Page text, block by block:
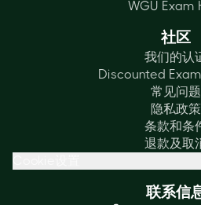
WGU Exam
社区
我们的认
Discounted
常见问题
隐私政策
条款和条
退款及取
联系信